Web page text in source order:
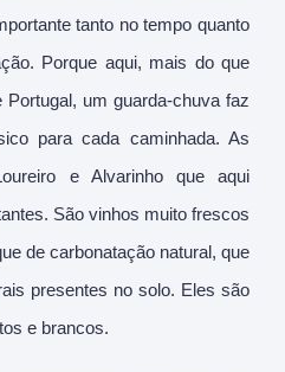
tanto no tempo quanto
Porque aqui, mais do que
um guarda-chuva faz
para cada caminhada. As
e Alvarinho que aqui
São vinhos muito frescos
de carbonatação natural, que
presentes no solo. Eles são
e brancos.